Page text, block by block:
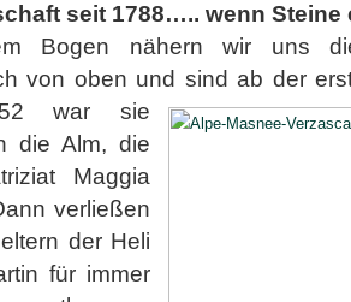
seit 1788….. wenn Steine
Bogen nähern wir uns
von oben und sind ab der
war sie
die Alm, die
Maggia
verließen
der Heli
für immer